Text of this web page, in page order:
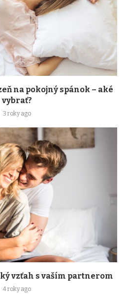
na pokojný spánok – aké
vybrať?
3 roky ago
vzťah s vaším partnerom
4 roky ago